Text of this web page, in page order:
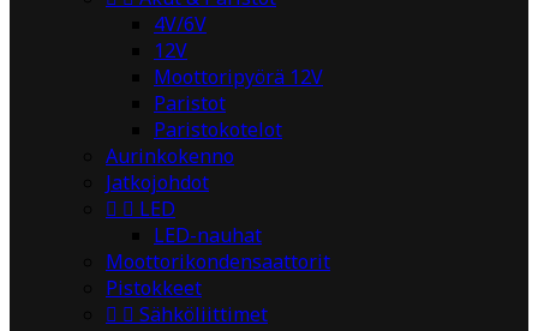
4V/6V
12V
Moottoripyörä 12V
Paristot
Paristokotelot
Aurinkokenno
Jatkojohdot
  LED
LED-nauhat
Moottorikondensaattorit
Pistokkeet
  Sähköliittimet